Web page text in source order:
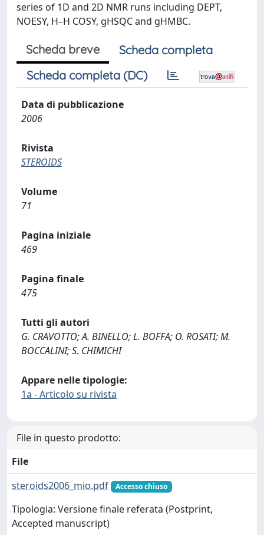
series of 1D and 2D NMR runs including DEPT,
NOESY, H–H COSY, gHSQC and gHMBC.
Scheda breve
Scheda completa
Scheda completa (DC)
Data di pubblicazione
2006
Rivista
STEROIDS
Volume
71
Pagina iniziale
469
Pagina finale
475
Tutti gli autori
G. CRAVOTTO; A. BINELLO; L. BOFFA; O. ROSATI; M.
BOCCALINI; S. CHIMICHI
Appare nelle tipologie:
1a - Articolo su rivista
File in questo prodotto:
File
steroids2006_mio.pdf
Accesso chiuso
Tipologia: Versione finale referata (Postprint,
Accepted manuscript)